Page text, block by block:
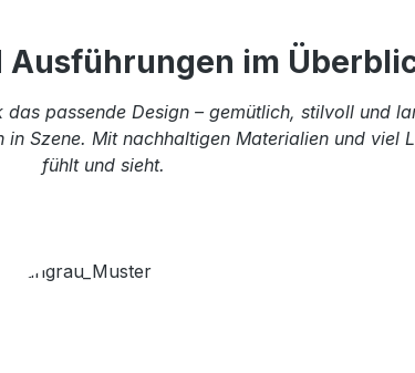
im
passende Design – gemütlich, stilvoll und
Szene. Mit nachhaltigen Materialien und
fühlt und sieht.